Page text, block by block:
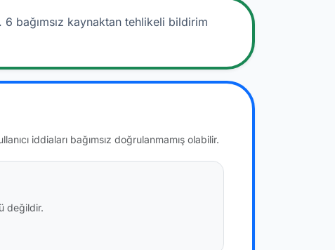
6 bağımsız kaynaktan tehlikeli bildirim
iddiaları bağımsız doğrulanmamış olabilir.
değildir.